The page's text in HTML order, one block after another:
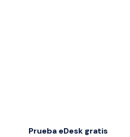
Prueba eDesk gratis